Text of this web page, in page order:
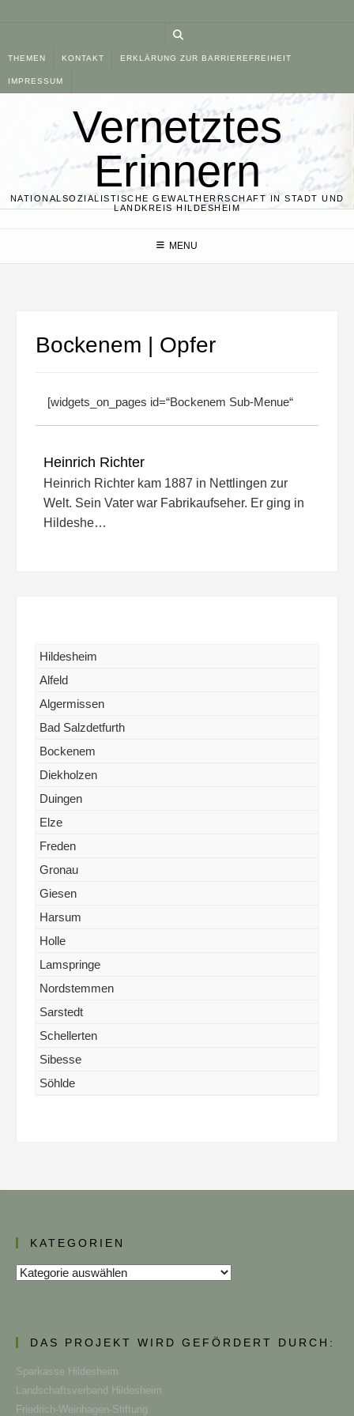
THEMEN KONTAKT ERKLÄRUNG ZUR BARRIEREFREIHEIT
IMPRESSUM
Vernetztes
Erinnern
NATIONALSOZIALISTISCHE GEWALTHERRSCHAFT IN STADT UND
LANDKREIS HILDESHEIM
MENU
Bockenem | Opfer
[widgets_on_pages id=“Bockenem Sub-Menue“
Heinrich Richter
Heinrich Richter kam 1887 in Nettlingen zur
Welt. Sein Vater war Fabrikaufseher. Er ging in
Hildeshe…
Hildesheim
Alfeld
Algermissen
Bad Salzdetfurth
Bockenem
Diekholzen
Duingen
Elze
Freden
Gronau
Giesen
Harsum
Holle
Lamspringe
Nordstemmen
Sarstedt
Schellerten
Sibesse
Söhlde
KATEGORIEN
Kategorien
DAS PROJEKT WIRD GEFÖRDERT DURCH:
Sparkasse Hildesheim
Landschaftsverband Hildesheim
Friedrich-Weinhagen-Stiftung